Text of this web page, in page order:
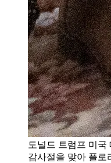
도널드 트럼프 미국
감사절을 맞아 플로